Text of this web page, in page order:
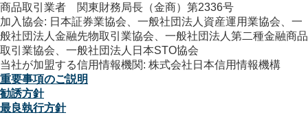
商品取引業者 関東財務局長（金商）第2336号
加入協会: 日本証券業協会、一般社団法人資産運用業協会、一
般社団法人金融先物取引業協会、一般社団法人第二種金融商品
取引業協会、一般社団法人日本STO協会
当社が加盟する信用情報機関: 株式会社日本信用情報機構
重要事項のご説明
勧誘方針
最良執行方針